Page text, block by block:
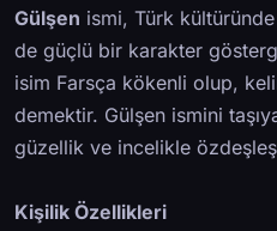
Gülşen ismi, Türk
de güçlü bir karakter
isim Farsça kökenli olup,
demektir. Gülşen ismini
güzellik ve incelikle
Kişilik Özellikleri